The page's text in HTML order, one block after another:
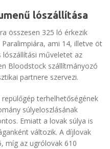
lószállítása
összesen 325 ló érkezik
ami 14, illetve öt
műveletet az
Bloodstock szállítmányozó
partnere szervezi.
terhelhetőségének
súlyeloszlásának
Emiatt a lovak súlya is
változik. A díjlovak
míg az ugrólovak 610